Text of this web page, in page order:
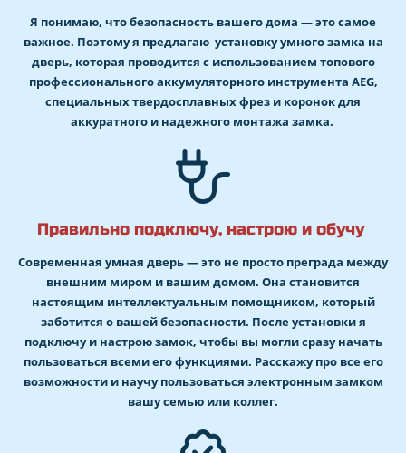
Я понимаю, что безопасность вашего дома — это самое
важное. Поэтому я предлагаю установку умного замка на
дверь, которая проводится с использованием топового
профессионального аккумуляторного инструмента AEG,
специальных твердосплавных фрез и коронок для
аккуратного и надежного монтажа замка.
Правильно подключу, настрою и обучу
Современная умная дверь — это не просто преграда между
внешним миром и вашим домом. Она становится
настоящим интеллектуальным помощником, который
заботится о вашей безопасности. После установки я
подключу и настрою замок, чтобы вы могли сразу начать
пользоваться всеми его функциями. Расскажу про все его
возможности и научу пользоваться электронным замком
вашу семью или коллег.